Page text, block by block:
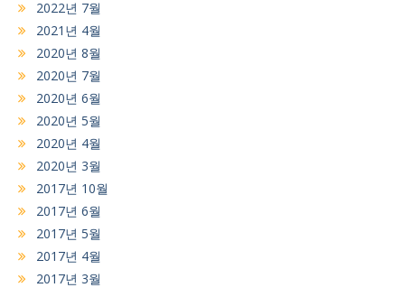
2022년 7월
2021년 4월
2020년 8월
2020년 7월
2020년 6월
2020년 5월
2020년 4월
2020년 3월
2017년 10월
2017년 6월
2017년 5월
2017년 4월
2017년 3월